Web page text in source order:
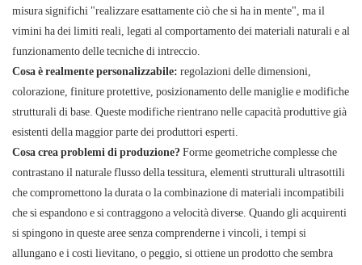
misura significhi "realizzare esattamente ciò che si ha in mente", ma il
vimini ha dei limiti reali, legati al comportamento dei materiali naturali e al
funzionamento delle tecniche di intreccio.
Cosa è realmente personalizzabile: regolazioni delle dimensioni,
colorazione, finiture protettive, posizionamento delle maniglie e modifiche
strutturali di base. Queste modifiche rientrano nelle capacità produttive già
esistenti della maggior parte dei produttori esperti.
Cosa crea problemi di produzione?Forme geometriche complesse che
contrastano il naturale flusso della tessitura, elementi strutturali ultrasottili
che compromettono la durata o la combinazione di materiali incompatibili
che si espandono e si contraggono a velocità diverse. Quando gli acquirenti
si spingono in queste aree senza comprenderne i vincoli, i tempi si
allungano e i costi lievitano, o peggio, si ottiene un prodotto che sembra